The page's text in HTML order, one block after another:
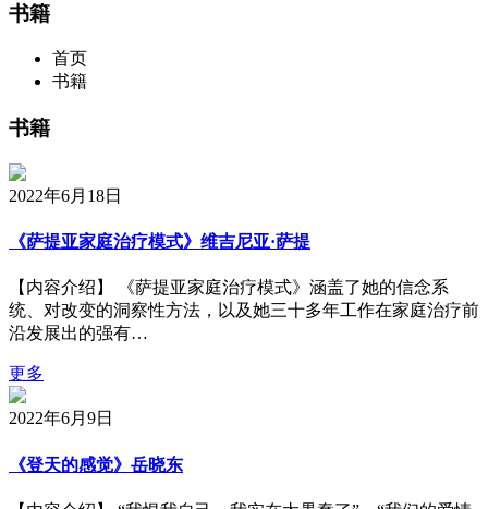
书籍
首页
书籍
书籍
2022年6月18日
《萨提亚家庭治疗模式》维吉尼亚·萨提
【内容介绍】 《萨提亚家庭治疗模式》涵盖了她的信念系
统、对改变的洞察性方法，以及她三十多年工作在家庭治疗前
沿发展出的强有…
更多
2022年6月9日
《登天的感觉》岳晓东